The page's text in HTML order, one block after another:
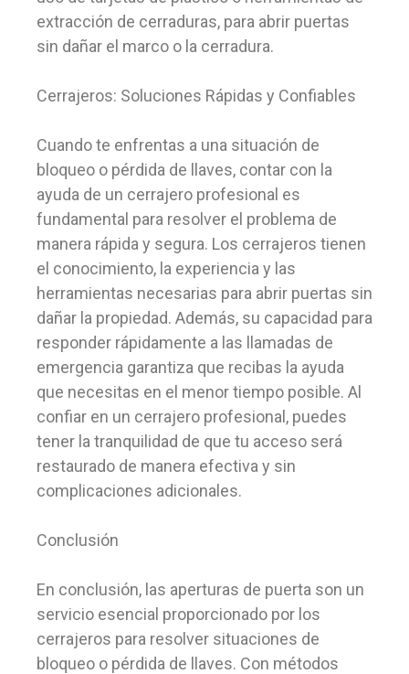
extracción de cerraduras, para abrir puertas
sin dañar el marco o la cerradura.
Cerrajeros: Soluciones Rápidas y Confiables
Cuando te enfrentas a una situación de
bloqueo o pérdida de llaves, contar con la
ayuda de un cerrajero profesional es
fundamental para resolver el problema de
manera rápida y segura. Los cerrajeros tienen
el conocimiento, la experiencia y las
herramientas necesarias para abrir puertas sin
dañar la propiedad. Además, su capacidad para
responder rápidamente a las llamadas de
emergencia garantiza que recibas la ayuda
que necesitas en el menor tiempo posible. Al
confiar en un cerrajero profesional, puedes
tener la tranquilidad de que tu acceso será
restaurado de manera efectiva y sin
complicaciones adicionales.
Conclusión
En conclusión, las aperturas de puerta son un
servicio esencial proporcionado por los
cerrajeros para resolver situaciones de
bloqueo o pérdida de llaves. Con métodos